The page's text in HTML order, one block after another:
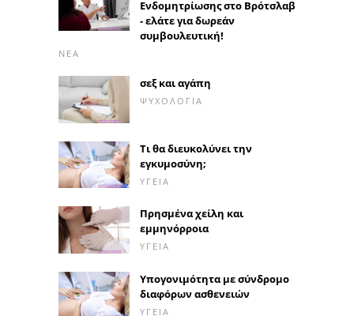
Ενδομητρίωσης στο Βρότσλαβ
- ελάτε για δωρεάν
συμβουλευτική!
ΝΈΑ
σεξ και αγάπη
ΨΥΧΟΛΟΓΊΑ
Τι θα διευκολύνει την
εγκυμοσύνη;
ΥΓΕΊΑ
Πρησμένα χείλη και
εμμηνόρροια
ΥΓΕΊΑ
Υπογονιμότητα με σύνδρομο
διαφόρων ασθενειών
ΥΓΕΊΑ